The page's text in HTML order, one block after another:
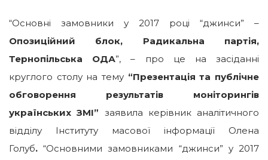
“Основні замовники у 2017 році “джинси” –
Опозиційний блок, Радикальна партія,
Тернопільська ОДА”, – про це на засіданні
круглого столу на тему “Презентація та публічне
обговорення результатів моніторингів
українських ЗМІ” заявила керівник аналітичного
відділу Інституту масової інформації Олена
Голуб.“Основними замовниками “джинси” у 2017